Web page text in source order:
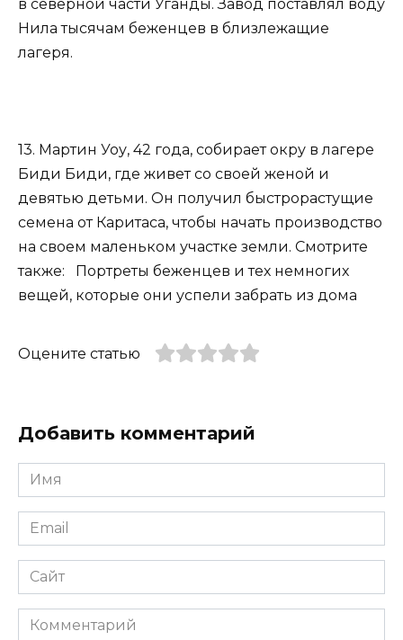
в северной части Уганды. Завод поставлял воду
Нила тысячам беженцев в близлежащие
лагеря.
13. Мартин Уоу, 42 года, собирает окру в лагере
Биди Биди, где живет со своей женой и
девятью детьми. Он получил быстрорастущие
семена от Каритаса, чтобы начать производство
на своем маленьком участке земли. Смотрите
также: Портреты беженцев и тех немногих
вещей, которые они успели забрать из дома
Оцените статью
Добавить комментарий
Имя
*
Email
*
Сайт
Комментарий